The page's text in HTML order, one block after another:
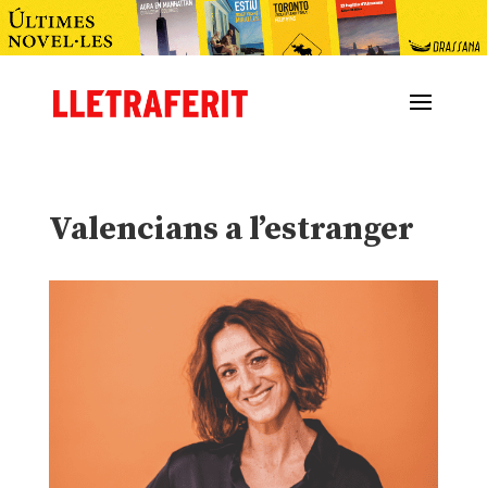
Valencians a l’estranger